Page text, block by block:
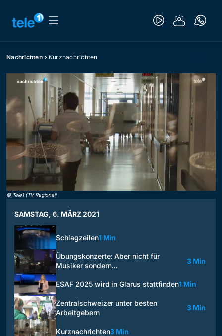
Nachrichten Kurznachrichten
© Tele1 (TV Regional)
SAMSTAG, 6. MÄRZ 2021
Schlagzeilen1 Min
Übungskonzerte: Aber nicht für
Musiker sondern…
3 Min
ESAF 2025 wird in Glarus stattfinden1 Min
Zentralschweizer unter besten
Arbeitgebern
3 Min
Kurznachrichten3 Min